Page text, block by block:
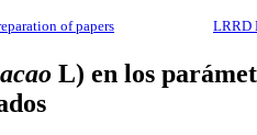
of papers LRRD
L) en los